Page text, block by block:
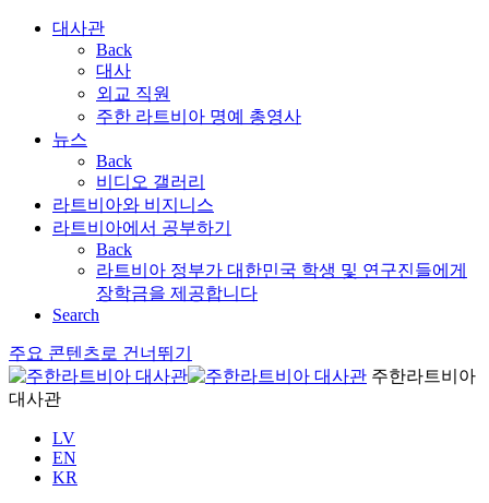
대사관
Back
대사
외교 직원
주한 라트비아 명예 총영사
뉴스
Back
비디오 갤러리
라트비아와 비지니스
라트비아에서 공부하기
Back
라트비아 정부가 대한민국 학생 및 연구진들에게
장학금을 제공합니다
Search
주요 콘텐츠로 건너뛰기
주한라트비아
대사관
LV
EN
KR